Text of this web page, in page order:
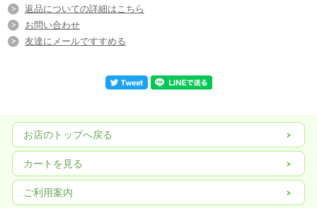
返品についての詳細はこちら
お問い合わせ
友達にメールですすめる
お店のトップへ戻る
カートを見る
ご利用案内